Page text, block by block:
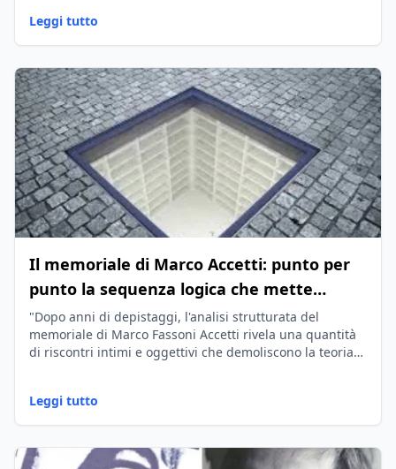
Leggi tutto
Il memoriale di Marco Accetti: punto per
punto la sequenza logica che mette
insieme i pezzi del caso Orlandi
"Dopo anni di depistaggi, l'analisi strutturata del
memoriale di Marco Fassoni Accetti rivela una quantità
di riscontri intimi e oggettivi che demoliscono la teoria
Leggi tutto